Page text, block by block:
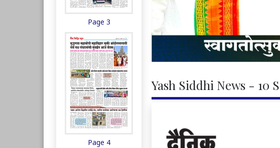
Page 3
Page 4
Yash Siddhi News - 10